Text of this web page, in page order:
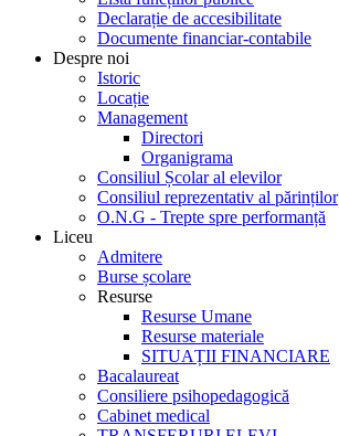
Declarație de accesibilitate
Documente financiar-contabile
Despre noi
Istoric
Locație
Management
Directori
Organigrama
Consiliul Școlar al elevilor
Consiliul reprezentativ al părinților
O.N.G - Trepte spre performanță
Liceu
Admitere
Burse școlare
Resurse
Resurse Umane
Resurse materiale
SITUAȚII FINANCIARE
Bacalaureat
Consiliere psihopedagogică
Cabinet medical